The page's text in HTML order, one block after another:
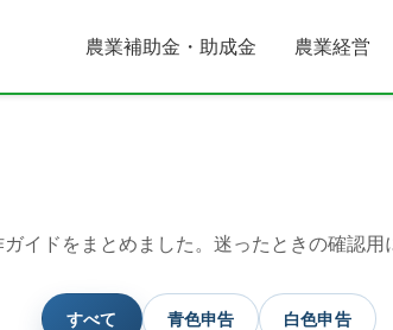
農業補助金・助成金 農業経営
イドをまとめました。迷ったときの確認用
すべて 青色申告 白色申告